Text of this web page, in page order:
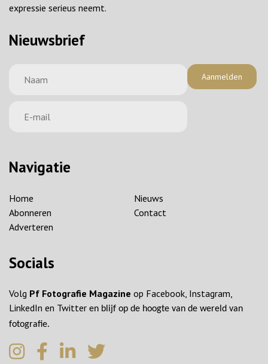
expressie serieus neemt.
Nieuwsbrief
Aanmelden
Navigatie
Home
Nieuws
Abonneren
Contact
Adverteren
Socials
Volg Pf Fotografie Magazine op Facebook, Instagram,
LinkedIn en Twitter en blijf op de hoogte van de wereld van
fotografie.